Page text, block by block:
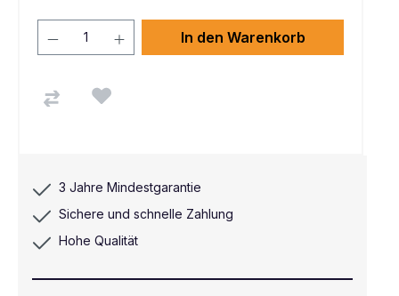
In den Warenkorb
3 Jahre Mindestgarantie
Sichere und schnelle Zahlung
Hohe Qualität